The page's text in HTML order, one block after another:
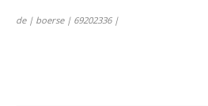
de | boerse | 69202336 |